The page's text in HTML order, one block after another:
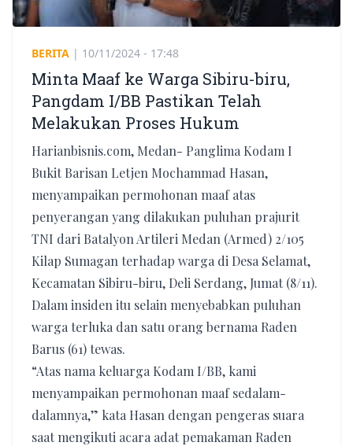
BERITA | 10/11/2024 - 17:48
Minta Maaf ke Warga Sibiru-biru,
Pangdam I/BB Pastikan Telah
Melakukan Proses Hukum
Harianbisnis.com, Medan- Panglima Kodam I
Bukit Barisan Letjen Mochammad Hasan,
menyampaikan permohonan maaf atas
penyerangan yang dilakukan puluhan prajurit
TNI dari Batalyon Artileri Medan (Armed) 2/105
Kilap Sumagan terhadap warga di Desa Selamat,
Kecamatan Sibiru-biru, Deli Serdang, Jumat (8/11).
Dalam insiden itu selain menyebabkan puluhan
warga terluka dan satu orang bernama Raden
Barus (61) tewas.
“Atas nama keluarga Kodam I/BB, kami
menyampaikan permohonan maaf sedalam-
dalamnya,” kata Hasan dengan pengeras suara
saat mengikuti acara adat pemakaman Raden